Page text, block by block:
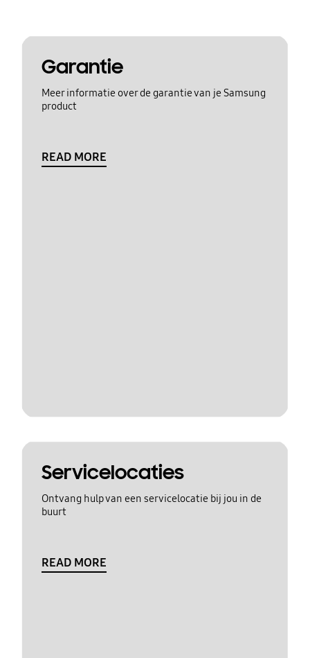
Garantie
Meer informatie over de garantie van je Samsung
product
READ MORE
Servicelocaties
Ontvang hulp van een servicelocatie bij jou in de
buurt
READ MORE